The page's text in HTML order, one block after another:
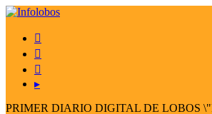



▸
PRIMER DIARIO DIGITAL DE LOBOS